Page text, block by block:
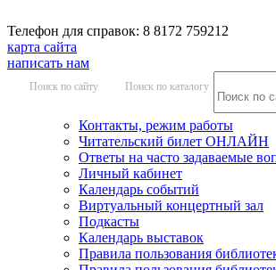
Телефон для справок: 8 8172 759212
карта сайта
написать нам
Поиск по сайту Поиск по каталогу
Контакты, режим работы
Читательский билет ОНЛАЙН
Ответы на часто задаваемые
Личный кабинет
Календарь событий
Виртуальный концертный зал
Подкасты
Календарь выставок
Правила пользования